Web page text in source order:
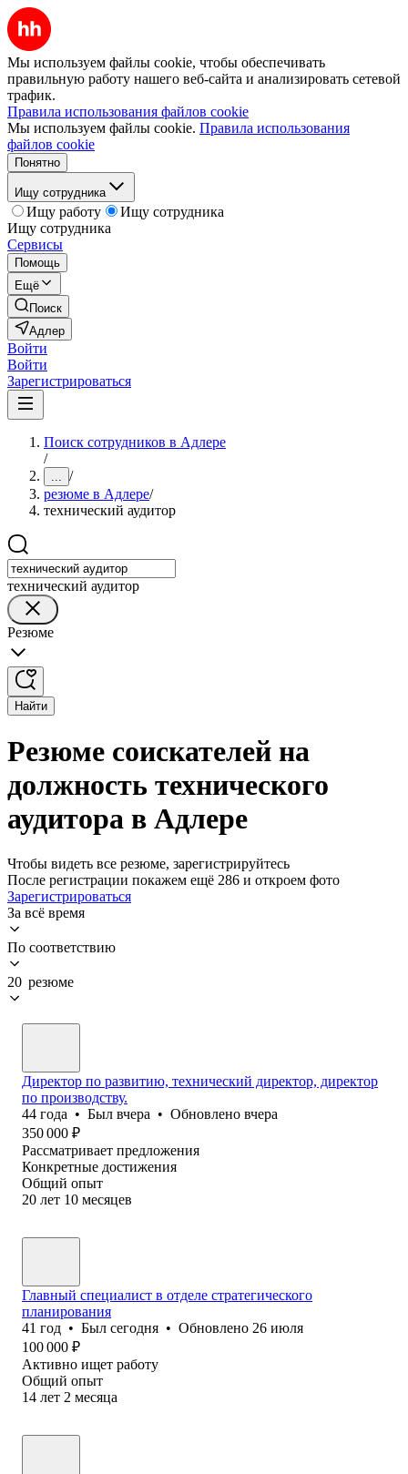
Мы используем файлы cookie, чтобы обеспечивать
правильную работу нашего веб-сайта и анализировать сетевой
трафик.
Правила использования файлов cookie
Мы используем файлы cookie. Правила использования
файлов cookie
Понятно
Ищу сотрудника
Ищу работу
Ищу сотрудника
Ищу сотрудника
Сервисы
Помощь
Ещё
Поиск
Адлер
Войти
Войти
Зарегистрироваться
Поиск сотрудников в Адлере
/
... /
резюме в Адлере/
технический аудитор
технический аудитор
Резюме
Найти
Резюме соискателей на
должность технического
аудитора в Адлере
Чтобы видеть все резюме, зарегистрируйтесь
После регистрации покажем ещё 286 и откроем фото
Зарегистрироваться
За всё время
По соответствию
20 резюме
Директор по развитию, технический директор, директор
по производству.
44 года • Был вчера • Обновлено вчера
350 000 ₽
Рассматривает предложения
Конкретные достижения
Общий опыт
20 лет 10 месяцев
Главный специалист в отделе стратегического
планирования
41 год • Был сегодня • Обновлено 26 июля
100 000 ₽
Активно ищет работу
Общий опыт
14 лет 2 месяца